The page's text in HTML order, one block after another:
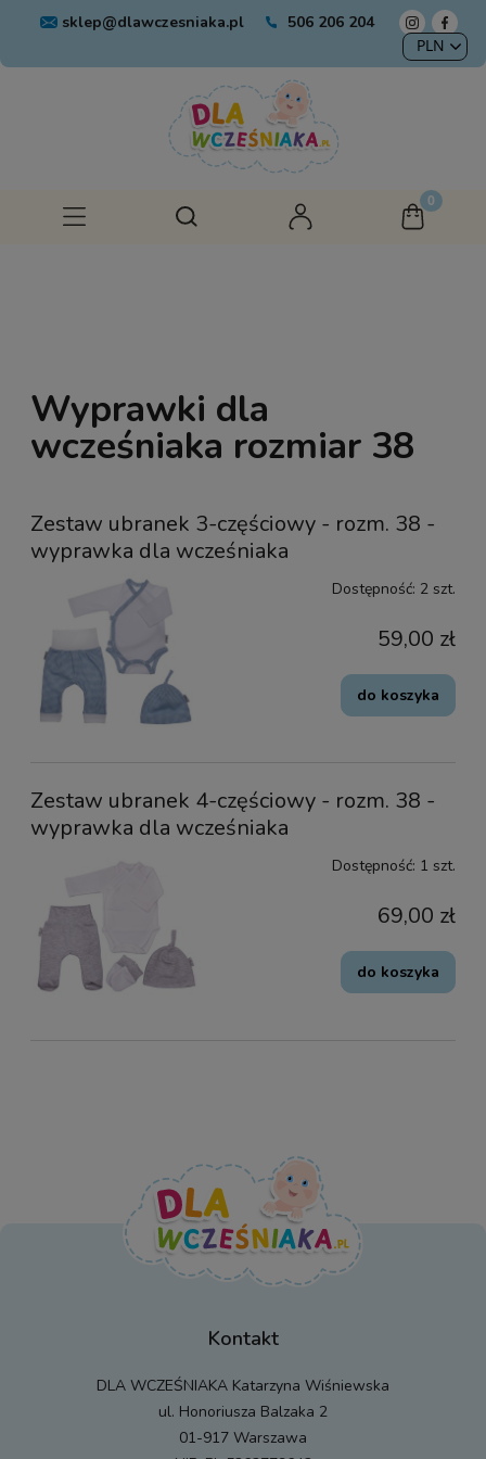
sklep@dlawczesniaka.pl 506 206 204
Wyprawki dla
wcześniaka rozmiar 38
Zestaw ubranek 3-częściowy - rozm. 38 -
wyprawka dla wcześniaka
Dostępność: 2 szt.
59,00 zł
do koszyka
Zestaw ubranek 4-częściowy - rozm. 38 -
wyprawka dla wcześniaka
Dostępność: 1 szt.
69,00 zł
do koszyka
Kontakt
DLA WCZEŚNIAKA Katarzyna Wiśniewska
ul. Honoriusza Balzaka 2
01-917 Warszawa